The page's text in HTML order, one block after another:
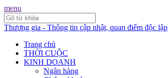
menu
Thương gia - Thông tin cập nhật, quan điểm độc lập
Trang chủ
THỜI CUỘC
KINH DOANH
Ngân hàng